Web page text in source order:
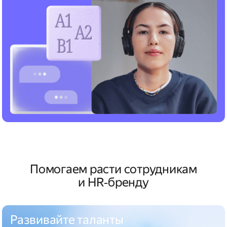
Помогаем расти сотрудникам
и HR‑бренду
Развивайте таланты